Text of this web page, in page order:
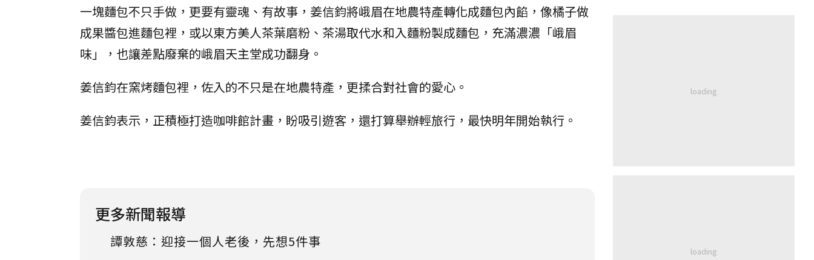
一塊麵包不只手做，更要有靈魂、有故事，姜信鈞將峨眉在地農特產轉化成麵包內餡，像橘子做
成果醬包進麵包裡，或以東方美人茶葉磨粉、茶湯取代水和入麵粉製成麵包，充滿濃濃「峨眉
味」，也讓差點廢棄的峨眉天主堂成功翻身。
姜信鈞在窯烤麵包裡，佐入的不只是在地農特產，更揉合對社會的愛心。
姜信鈞表示，正積極打造咖啡館計畫，盼吸引遊客，還打算舉辦輕旅行，最快明年開始執行。
更多新聞報導
譚敦慈：迎接一個人老後，先想5件事